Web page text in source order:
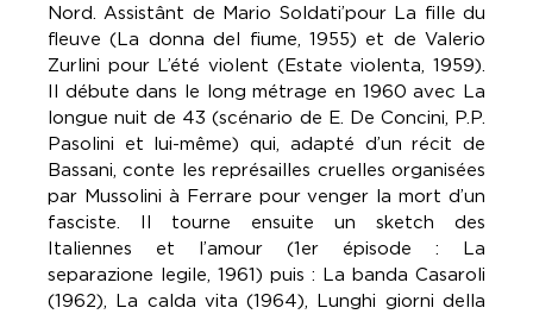
Nord. Assistânt de Mario Soldati’pour La fille du
fleuve (La donna del fiume, 1955) et de Valerio
Zurlini pour L’été violent (Estate violenta, 1959).
Il débute dans le long métrage en 1960 avec La
longue nuit de 43 (scénario de E. De Concini, P.P.
Pasolini et lui-même) qui, adapté d’un récit de
Bassani, conte les représailles cruelles organisées
par Mussolini à Ferrare pour venger la mort d’un
fasciste. Il tourne ensuite un sketch des
Italiennes et l’amour (1er épisode : La
separazione legile, 1961) puis : La banda Casaroli
(1962), La calda vita (1964), Lunghi giorni della